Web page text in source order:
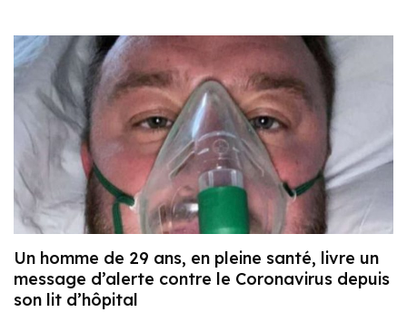
Un homme de 29 ans, en pleine santé, livre un
message d’alerte contre le Coronavirus depuis
son lit d’hôpital